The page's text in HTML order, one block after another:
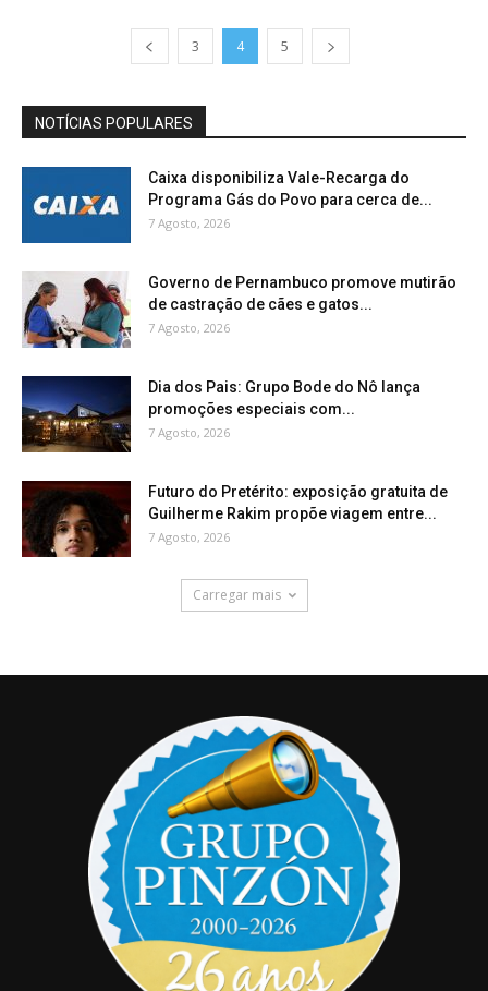
3 4 5
NOTÍCIAS POPULARES
Caixa disponibiliza Vale-Recarga do
Programa Gás do Povo para cerca de...
7 Agosto, 2026
Governo de Pernambuco promove mutirão
de castração de cães e gatos...
7 Agosto, 2026
Dia dos Pais: Grupo Bode do Nô lança
promoções especiais com...
7 Agosto, 2026
Futuro do Pretérito: exposição gratuita de
Guilherme Rakim propõe viagem entre...
7 Agosto, 2026
Carregar mais